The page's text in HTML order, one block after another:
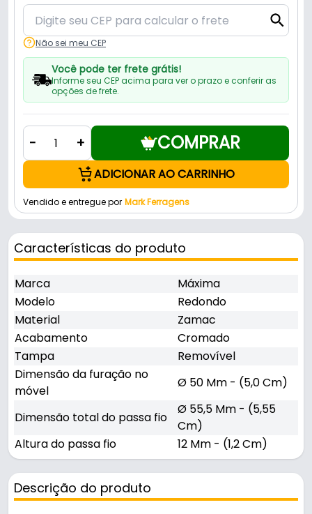
Não sei meu CEP
Você pode ter frete grátis!
Informe seu CEP acima para ver o prazo e conferir as
opções de frete.
- + COMPRAR
ADICIONAR AO CARRINHO
Vendido e entregue por Mark Ferragens
Características do produto
Marca
Máxima
Modelo
Redondo
Material
Zamac
Acabamento
Cromado
Tampa
Removível
Dimensão da furação no
móvel
Ø 50 Mm - (5,0 Cm)
Dimensão total do passa fio
Ø 55,5 Mm - (5,55
Cm)
Altura do passa fio
12 Mm - (1,2 Cm)
Descrição do produto